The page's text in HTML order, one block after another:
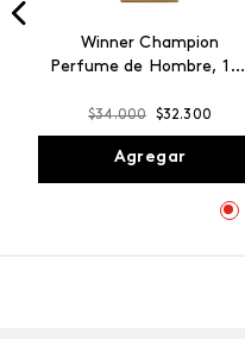
Winner Champion
Perfume de Hombre, 100
$34.000 $32.300
Agregar